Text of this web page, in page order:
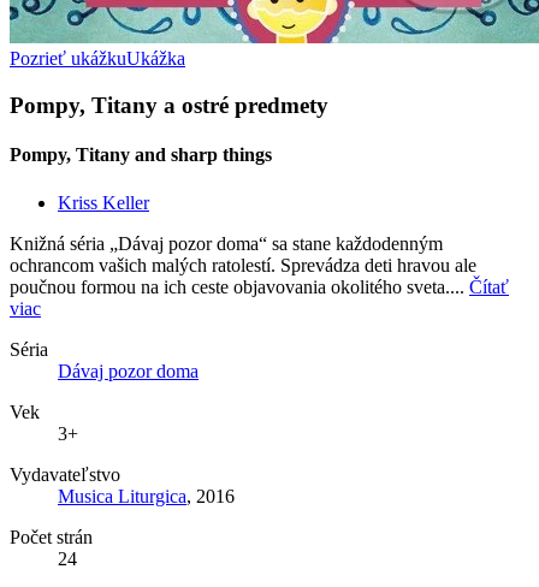
Pozrieť ukážkuUkážka
Pompy, Titany a ostré predmety
Pompy, Titany and sharp things
Kriss Keller
Knižná séria „Dávaj pozor doma“ sa stane každodenným
ochrancom vašich malých ratolestí. Sprevádza deti hravou ale
poučnou formou na ich ceste objavovania okolitého sveta.... Čítať
viac
Séria
Dávaj pozor doma
Vek
3+
Vydavateľstvo
Musica Liturgica, 2016
Počet strán
24